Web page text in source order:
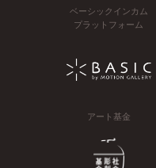
ベーシックインカム
プラットフォーム
アート基金